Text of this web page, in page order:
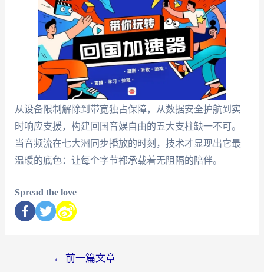
从设备限制解除到带宽独占保障，从数据安全护航到实
时响应支援，构建回国音娱自由的五大支柱缺一不可。
当音频流在七大洲同步播放的时刻，技术才显现出它最
温暖的底色：让每个字节都承载着无阻隔的陪伴。
Spread the love
← 前一篇文章